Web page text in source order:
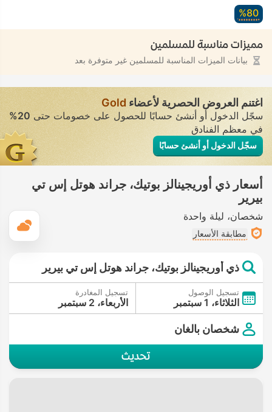
80‏%
مميزات مناسبة للمسلمين
بيانات الميزات المناسبة للمسلمين غير متوفرة بعد
اغتنم العروض الحصرية لأعضاء Gold
سجّل الدخول أو أنشئ حسابًا للحصول على خصومات حتى20%
في معظم الفنادق
سجّل الدخول أو أنشئ حسابًا
أسعار ذي أوريجينالز بوتيك، جراند هوتل إس تي
بيرير
شخصان ليلة واحدة
مطابقة الأسعار
ذي أوريجينالز بوتيك، جراند هوتل إس تي بيرير
تسجيل الوصول
الثلاثاء، 1 سبتمبر
تسجيل المغادرة
الأربعاء، 2 سبتمبر
شخصان بالغان
تحديث